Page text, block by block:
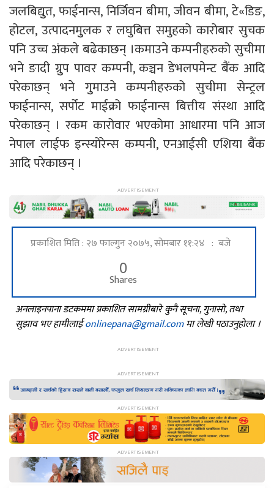
जलबिद्युुत, फाईनान्स, निर्जिवन बीमा, जीवन बीमा, टे«डिङ,
होटल, उत्पादनमुुलक र लघुबित्त समुहको कारोबार सुचक
पनि उच्च अंकले बढेकाछन् ।कमाउने कम्पनीहरुको सुचीमा
भने ङादी ग्रुुप पावर कम्पनी, कञ्चन डेभलपमेन्ट बैंक आदि
परेकाछन् भने गुुमाउने कम्पनीहरुको सुचीमा सेन्ट्रल
फाईनान्स, सर्पोट माईक्रो फाईनान्स बित्तीय संस्था आदि
परेकाछन् । रकम कारोवार भएकोमा आधारमा पनि आज
नेपाल लाईफ इन्स्योरेन्स कम्पनी, एनआईसी एशिया बैंक
आदि परेकाछन् ।
प्रकाशित मिति : २७ फाल्गुन २०७५, सोमबार ११:२४ : बजे
0
Shares
अनलाइनपाना डटकममा प्रकाशित सामग्रीबारे कुनै सूचना, गुनासो, तथा
सुझाव भए हामीलाईonlinepana@gmail.comमा लेखी पठाउनुहोला ।